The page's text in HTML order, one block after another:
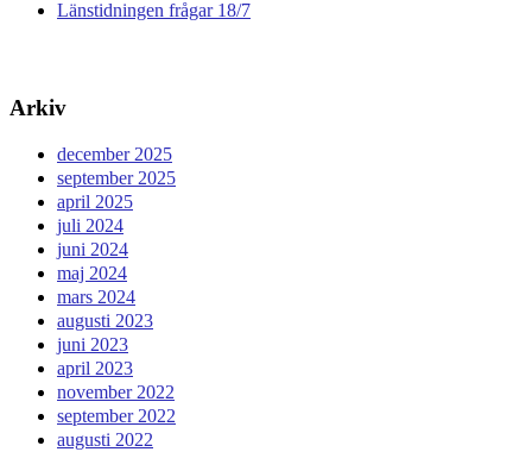
Länstidningen frågar 18/7
Arkiv
december 2025
september 2025
april 2025
juli 2024
juni 2024
maj 2024
mars 2024
augusti 2023
juni 2023
april 2023
november 2022
september 2022
augusti 2022